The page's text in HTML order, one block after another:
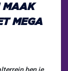
MAAK
MEGA